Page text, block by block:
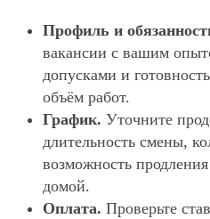
Профиль и
вакансии с вашим
допусками и
объём работ.
График. Уточните
длительность смены,
возможность
домой.
Оплата. Проверьте